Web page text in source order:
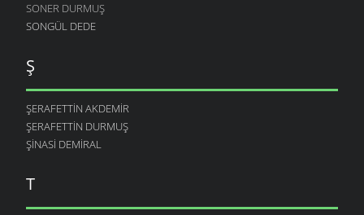
SONER DURMUŞ
SONGÜL DEDE
Ş
ŞERAFETTIN AKDEMIR
ŞERAFETTIN DURMUŞ
ŞINASI DEMIRAL
T